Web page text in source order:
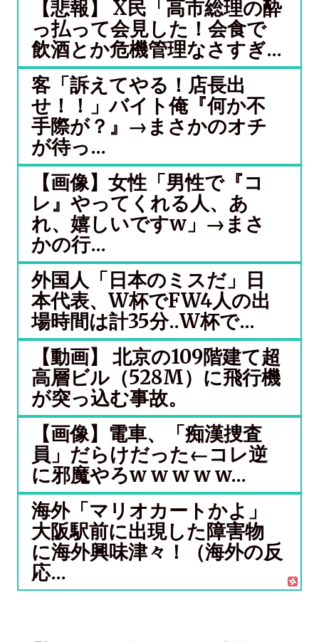
【悲報】 X民「高市総理の酔
っ払って会見した！会食で
飲酒とか危機管理なさすぎ...
客「訴えてやる！店長出
せ！！」バイト俺『何か不
手際が？』→まさかのオチ
が待っ...
【画像】女性「男性で『コ
レ』やってくれる人、あ
れ、嬉しいですw」→まさ
かの行...
外国人「日本のミスだ」日
本代表、W杯でFW4人の出
場時間は計35分..W杯で...
【動画】 北京の109階建て超
高層ビル（528M）に飛行機
が突っ込む事故。
【画像】電車、「痴漢捜査
員」だらけだった←コレ逆
に邪魔やろw w w w w...
海外「マリオカートかよ」
大阪駅前に出現した障害物
に海外興味津々！（海外の反
応...